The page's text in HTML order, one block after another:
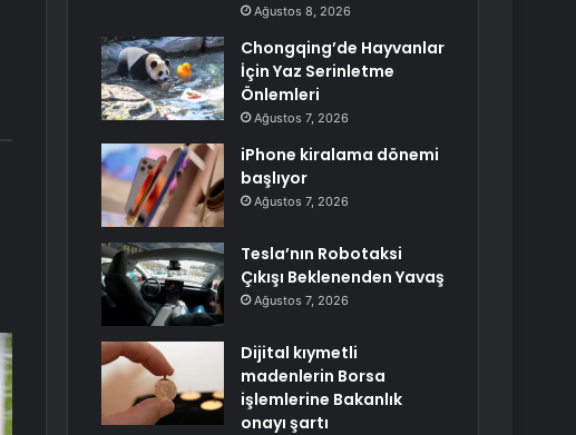
Ağustos 8, 2026
Chongqing’de Hayvanlar
İçin Yaz Serinletme
Önlemleri
Ağustos 7, 2026
iPhone kiralama dönemi
başlıyor
Ağustos 7, 2026
Tesla’nın Robotaksi
Çıkışı Beklenenden Yavaş
Ağustos 7, 2026
Dijital kıymetli
madenlerin Borsa
işlemlerine Bakanlık
onayı şartı